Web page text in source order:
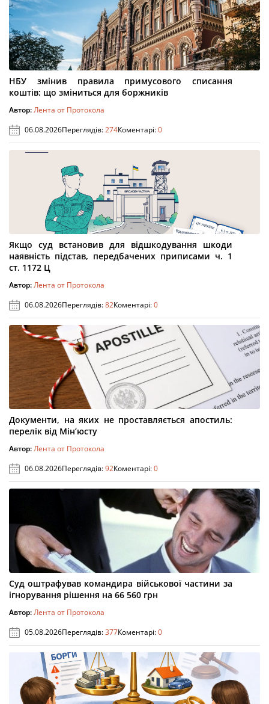
НБУ змінив правила примусового списання
коштів: що зміниться для боржників
Автор:Лента от Протокола
06.08.2026Переглядів:274Коментарі:0
Якщо суд встановив для відшкодування шкоди
наявність підстав, передбачених приписами ч. 1
ст. 1172 Ц
Автор:Лента от Протокола
06.08.2026Переглядів:82Коментарі:0
Документи, на яких не проставляється апостиль:
перелік від Мін’юсту
Автор:Лента от Протокола
06.08.2026Переглядів:92Коментарі:0
Суд оштрафував командира військової частини за
ігнорування рішення на 66 560 грн
Автор:Лента от Протокола
05.08.2026Переглядів:377Коментарі:0